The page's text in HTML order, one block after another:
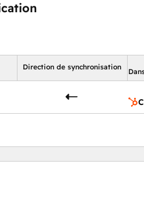
Direction de synchronisation